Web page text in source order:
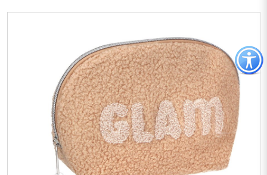
כפתור
לפתיחת
תפריט
נגישות